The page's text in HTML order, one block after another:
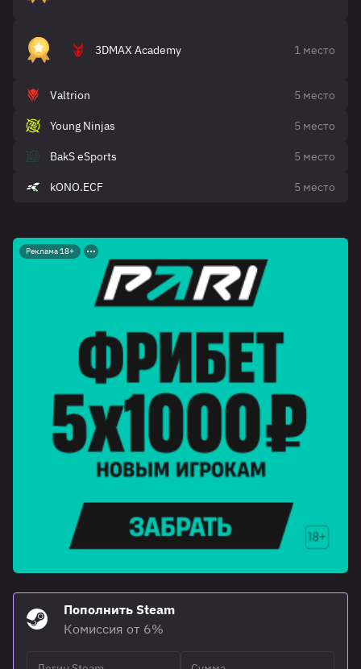
3DMAX Academy 1 место
Valtrion 5 место
Young Ninjas 5 место
BakS eSports 5 место
kONO.ECF 5 место
Реклама 18+
Пополнить Steam
Комиссия от 6%